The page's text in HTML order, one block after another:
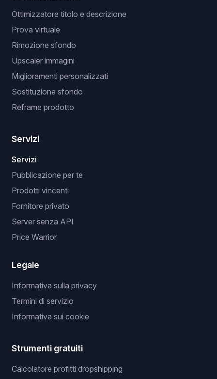
Ottimizzatore titolo e descrizione
Prova virtuale
Rimozione sfondo
Upscaler immagini
Miglioramenti personalizzati
Sostituzione sfondo
Reframe prodotto
Servizi
Servizi
Pubblicazione per te
Prodotti vincenti
Fornitore privato
Server senza API
Price Warrior
Legale
Informativa sulla privacy
Termini di servizio
Informativa sui cookie
Strumenti gratuiti
Calcolatore profitti dropshipping